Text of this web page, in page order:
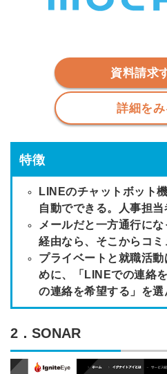
資料請求
詳細をみ
特徴
LINEのチャットボット
自動でできる。人事担
メールだと一方通行に
経由なら、そこからコ
プライベートと就職活
めに、「LINEでの連絡
の連絡を希望する」を選
2．SONAR